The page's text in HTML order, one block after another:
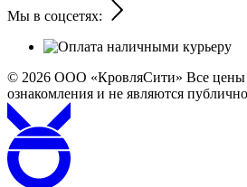
Мы в соцсетях:
© 2026 ООО «КровляСити» Все цены
ознакомления и не являются